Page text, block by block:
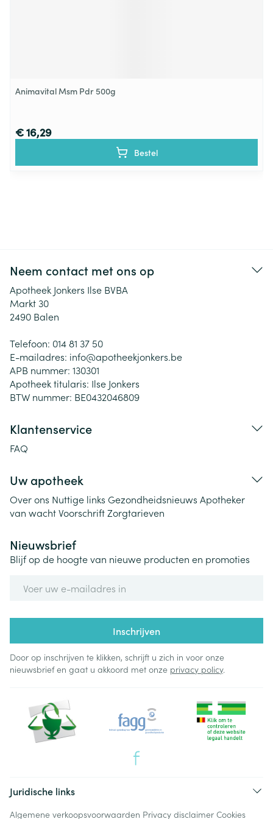
Animavital Msm Pdr 500g
€ 16,29
Bestel
Neem contact met ons op
Apotheek Jonkers Ilse BVBA
Markt 30
2490 Balen
Telefoon: 014 81 37 50
E-mailadres: info@apotheekjonkers.be
APB nummer: 130301
Apotheek titularis: Ilse Jonkers
BTW nummer: BE0432046809
Klantenservice
FAQ
Uw apotheek
Over ons Nuttige links Gezondheidsnieuws Apotheker
van wachtVoorschriftZorgtarieven
Nieuwsbrief
Blijf op de hoogte van nieuwe producten en promoties
Inschrijven
Door op inschrijven te klikken, schrijft u zich in voor onze
nieuwsbrief en gaat u akkoord met onze privacy policy.
Juridische links
Algemene verkoopsvoorwaarden Privacy disclaimer Cookies